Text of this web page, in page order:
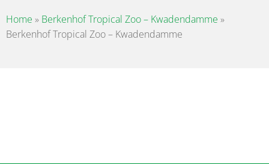
Home » Berkenhof Tropical Zoo – Kwadendamme »
Berkenhof Tropical Zoo – Kwadendamme